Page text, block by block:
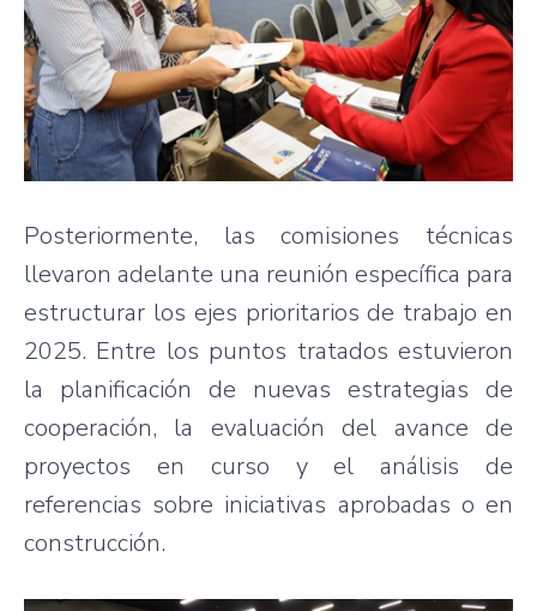
Posteriormente, las comisiones técnicas
llevaron adelante una reunión específica para
estructurar los ejes prioritarios de trabajo en
2025. Entre los puntos tratados estuvieron
la planificación de nuevas estrategias de
cooperación, la evaluación del avance de
proyectos en curso y el análisis de
referencias sobre iniciativas aprobadas o en
construcción.